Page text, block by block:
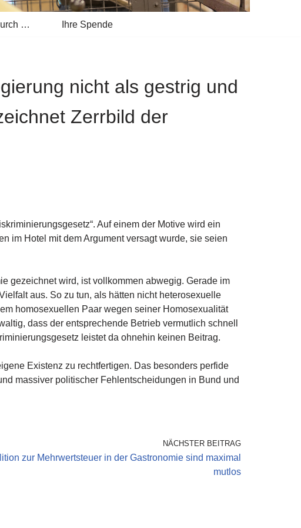
… Ihre Spende
nicht als gestrig und
Zerrbild der
Auf einem der Motive wird ein
im Hotel mit dem Argument versagt wurde, sie seien
gezeichnet wird, ist vollkommen abwegig. Gerade im
aus. So zu tun, als hätten nicht heterosexuelle
homosexuellen Paar wegen seiner Homosexualität
dass der entsprechende Betrieb vermutlich schnell
leistet da ohnehin keinen Beitrag.
Existenz zu rechtfertigen. Das besonders perfide
massiver politischer Fehlentscheidungen in Bund und
NÄCHSTER BEITRAG
zur Mehrwertsteuer in der Gastronomie sind maximal
mutlos